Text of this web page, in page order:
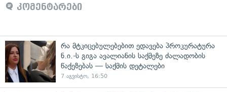
კომენტარები
რა მტკიცებულებებით ედავება პროკურატურა
ნ.ი.-ს გიგა ავალიანის საქმეზე ძალადობის
წაქეზებას — საქმის დეტალები
7 აგვისტო, 16:50